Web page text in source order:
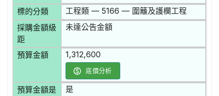
標的分類 工程類 — 5166 — 圍籬及護欄工程
採購金額級
距
未達公告金額
預算金額 1,312,600
底價分析
預算金額是
是